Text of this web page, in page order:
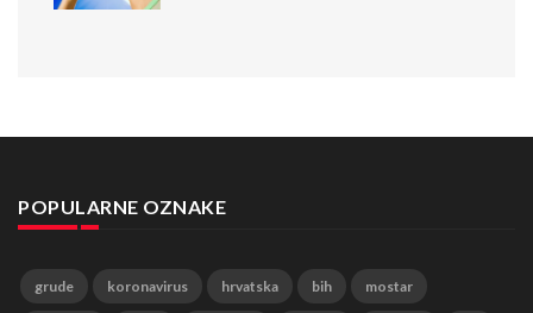
POPULARNE OZNAKE
grude koronavirus hrvatska bih mostar